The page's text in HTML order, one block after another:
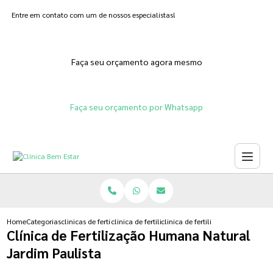
Entre em contato com um de nossos especialistas!
Faça seu orçamento agora mesmo
Faça seu orçamento por Whatsapp
HomeCategoriasclinicas de fertilizacoesclinica de fertilizacao in vitroclinica de fertilizacao humana
Clínica de Fertilização Humana Natural
Jardim Paulista